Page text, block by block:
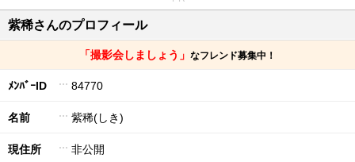
紫稀さんのプロフィール
「撮影会しましょう」 なフレンド募集中！
ﾒﾝﾊﾞｰID 84770
名前 紫稀(しき)
現住所 非公開